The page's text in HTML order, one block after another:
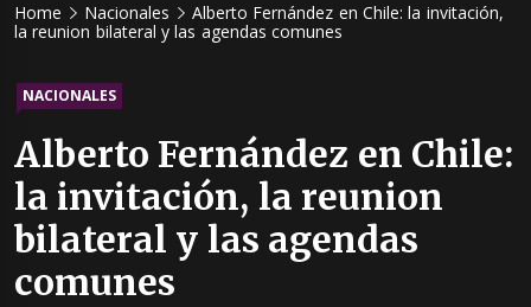
Home Nacionales
Alberto Fernández en Chile: la invitación,
la reunion bilateral y las agendas comunes
NACIONALES
Alberto Fernández en Chile:
la invitación, la reunion
bilateral y las agendas
comunes